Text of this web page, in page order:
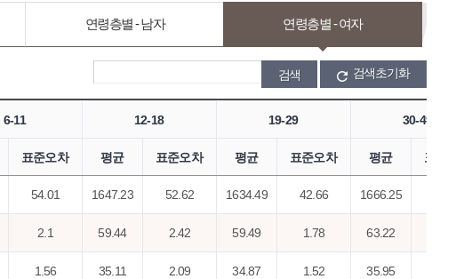
연령층별 - 남자 연령층별 - 여자
검색초기화
6-11 12-18 19-29 30-49
표준오차 평균 표준오차 평균 표준오차 평균 표준오
54.01 1647.23 52.62 1634.49 42.66 1666.25
2.1 59.44 2.42 59.49 1.78 63.22
1.56 35.11 2.09 34.87 1.52 35.95